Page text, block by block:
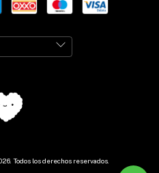
Todos los derechos reservados.